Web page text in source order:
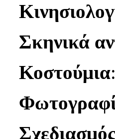
Σκηνικά
Κοστούμια